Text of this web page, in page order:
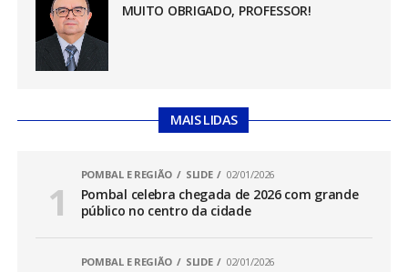
MUITO OBRIGADO, PROFESSOR!
MAIS LIDAS
POMBAL E REGIÃO SLIDE 02/01/2026
Pombal celebra chegada de 2026 com grande
público no centro da cidade
POMBAL E REGIÃO SLIDE 02/01/2026